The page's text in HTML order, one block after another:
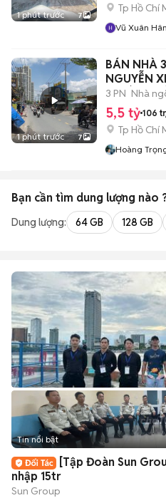
1 phút trước 7
Tp Hồ Chí
Vũ Xuân Hân
1 phút trước 7
BÁN NHÀ
NGUYỄN
- GIÁ 5,5
3 PN Nhà
5,5 tỷ 106
Tp Hồ Chí
Hoàng
Bạn cần tìm dung lượng nào
Dung lượng: 64 GB 128 GB
Tin nổi bật
[Tập Đoàn Sun
nhập 15tr
Sun Group